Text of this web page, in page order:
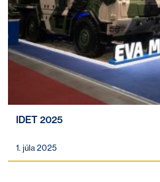
IDET 2025
1. júla 2025